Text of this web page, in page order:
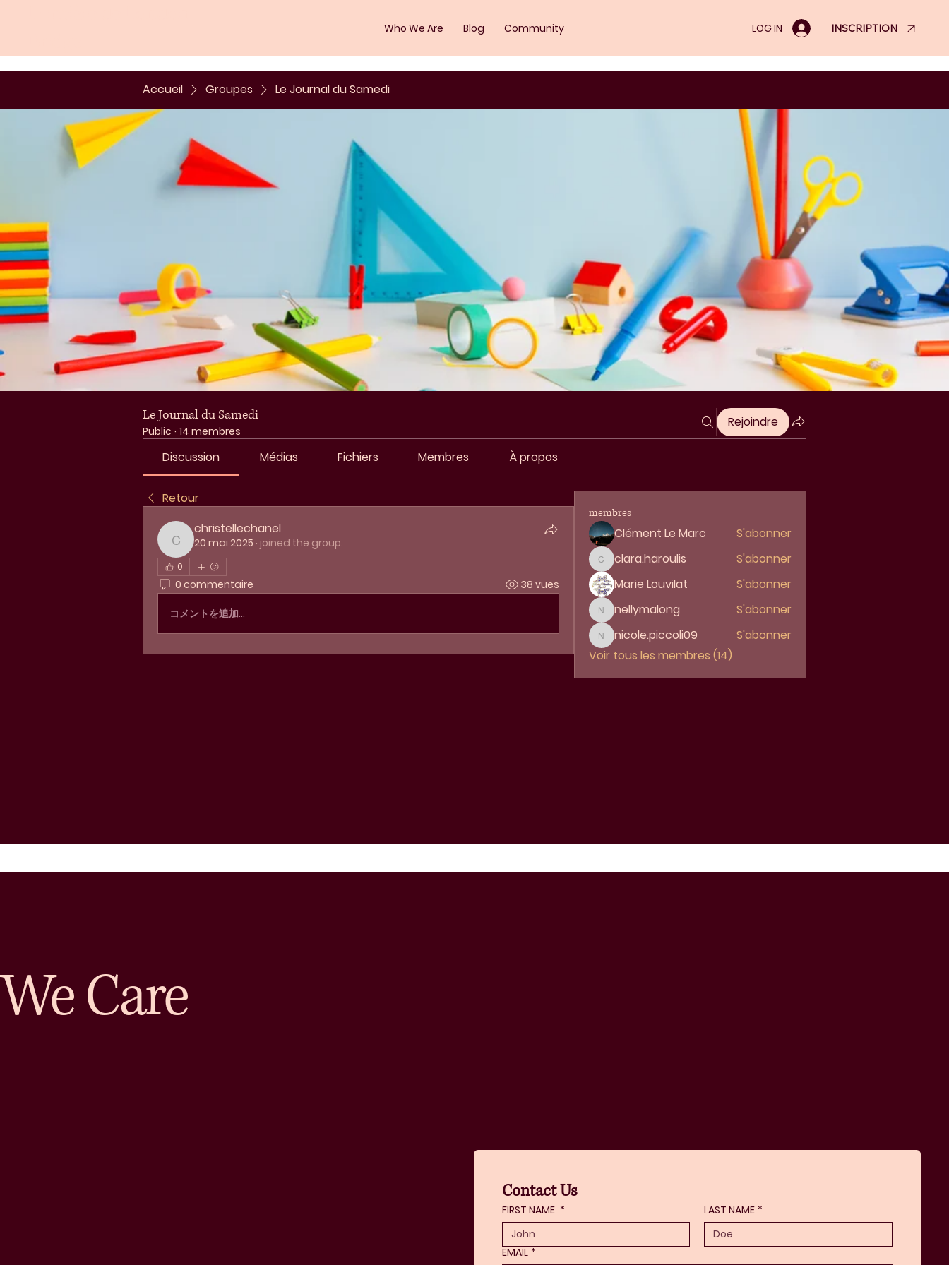
Who We Are Blog Community LOG IN INSCRIPTION
Accueil Groupes Le Journal du Samedi
Le Journal du Samedi
Public · 14 membres
Rejoindre
Discussion Médias Fichiers Membres À propos
Retour
christellechanel
christellechanel
20 mai 2025 · joined the group.
0
0 commentaire 38 vues
コメントを追加…
membres
Clément Le Marc S'abonner
clara.haroulis
clara.haroulis
S'abonner
Marie Louvilat
S'abonner
nellymalong
nellymalong S'abonner
nicole.piccoli09
nicole.piccoli09
S'abonner
Voir tous les membres (14)
We Care
Contact Us
FIRST NAME * LAST NAME *
EMAIL *